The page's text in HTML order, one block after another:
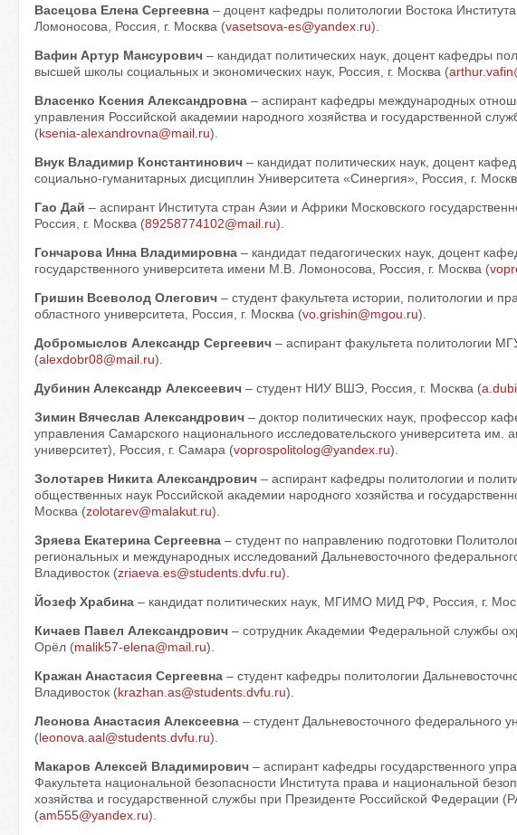
Васецова Елена Сергеевна– доцент кафедры политологии Востока
Ломоносова, Россия, г. Москва (vasetsova-es@yandex.ru).
Вафин Артур Мансурович – кандидат политических наук, доцент кафедры
высшей школы социальных и экономических наук, Россия, г. Москва (
Власенко Ксения Александровна – аспирант кафедры международных
управления Российской академии народного хозяйства и государственной
(ksenia-alexandrovna@mail.ru).
Внук Владимир Константинович – кандидат политических наук, доцент
социально-гуманитарных дисциплин Университета «Синергия», Россия, г.
Гао Дай – аспирант Института стран Азии и Африки Московского
Россия, г. Москва (89258774102@mail.ru).
Гончарова Инна Владимировна – кандидат педагогических наук, доцент
государственного университета имени М.В. Ломоносова, Россия, г. Москва (
Гришин Всеволод Олегович – студент факультета истории, политологии и
областного университета, Россия, г. Москва (vo.grishin@mgou.ru).
Добромыслов Александр Сергеевич – аспирант факультета политологии
(alexdobr08@mail.ru).
Дубинин Александр Алексеевич – студент НИУ ВШЭ, Россия, г. Москва (
Зимин Вячеслав Александрович – доктор политических наук, профессор
управления Самарского национального исследовательского университета
университет), Россия, г. Самара (voprospolitolog@yandex.ru).
Золотарев Никита Александрович– аспирант кафедры политологии и
общественных наук Российской академии народного хозяйства и
Москва (zolotarev@malakut.ru).
Зряева Екатерина Сергеевна – студент по направлению подготовки
региональных и международных исследований Дальневосточного
Владивосток (zriaeva.es@students.dvfu.ru).
Йозеф Храбина – кандидат политических наук, МГИМО МИД РФ, Россия, г.
Кичаев Павел Александрович – сотрудник Академии Федеральной службы
Орёл (malik57-elena@mail.ru).
Кражан Анастасия Сергеевна – студент кафедры политологии
Владивосток (krazhan.as@students.dvfu.ru).
Леонова Анастасия Алексеевна – студент Дальневосточного федерального
(leonova.aal@students.dvfu.ru).
Макаров Алексей Владимирович – аспирант кафедры государственного
Факультета национальной безопасности Института права и национальной
хозяйства и государственной службы при Президенте Российской Федерации
(am555@yandex.ru).